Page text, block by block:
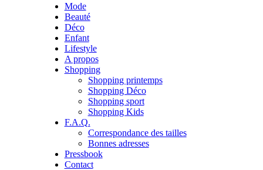
Mode
Beauté
Déco
Enfant
Lifestyle
A propos
Shopping
Shopping printemps
Shopping Déco
Shopping sport
Shopping Kids
F.A.Q.
Correspondance des tailles
Bonnes adresses
Pressbook
Contact